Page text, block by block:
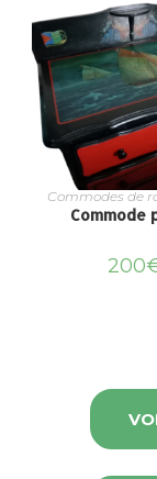
Commodes de
Commode
200